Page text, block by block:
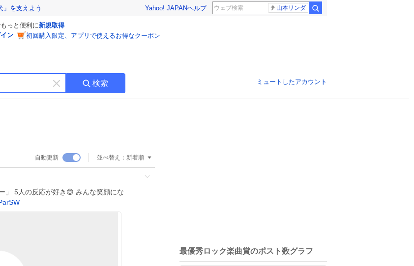
」を支えよう Yahoo! JAPANヘルプ 山本リンダ
もっと便利に新規取得
ン
初回購入限定、アプリで使えるお得なクーポン
キ
ー
す
検索 ミュートしたアカウント
自動更新 並べ替え： 新着順
」 5人の反応が好き😊 みんな笑顔にな
最優秀ロック楽曲賞のポスト数グラフ